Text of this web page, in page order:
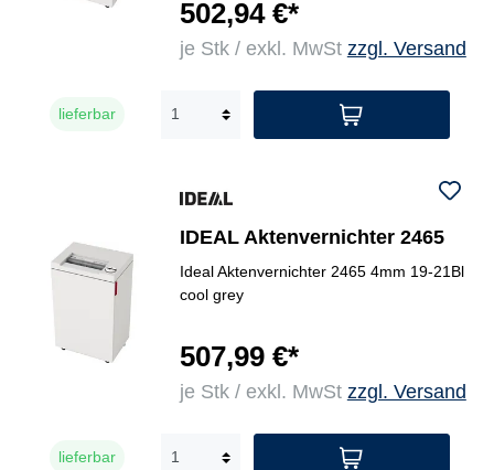
502,94 €*
je Stk / exkl. MwSt zzgl. Versand
lieferbar
IDEAL Aktenvernichter 2465
Ideal Aktenvernichter 2465 4mm 19-21Bl
cool grey
507,99 €*
je Stk / exkl. MwSt zzgl. Versand
lieferbar